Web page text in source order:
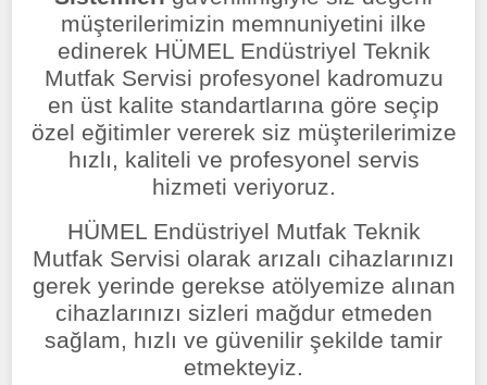
müşterilerimizin memnuniyetini ilke
edinerek HÜMEL Endüstriyel Teknik
Mutfak Servisi profesyonel kadromuzu
en üst kalite standartlarına göre seçip
özel eğitimler vererek siz müşterilerimize
hızlı, kaliteli ve profesyonel servis
hizmeti veriyoruz.
HÜMEL Endüstriyel Mutfak Teknik
Mutfak Servisi olarak arızalı cihazlarınızı
gerek yerinde gerekse atölyemize alınan
cihazlarınızı sizleri mağdur etmeden
sağlam, hızlı ve güvenilir şekilde tamir
etmekteyiz.